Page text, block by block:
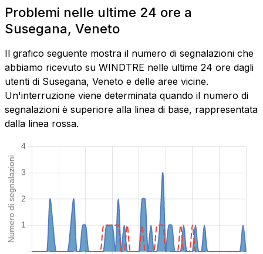
Problemi nelle ultime 24 ore a
Susegana, Veneto
Il grafico seguente mostra il numero di segnalazioni che
abbiamo ricevuto su WINDTRE nelle ultime 24 ore dagli
utenti di Susegana, Veneto e delle aree vicine.
Un'interruzione viene determinata quando il numero di
segnalazioni è superiore alla linea di base, rappresentata
dalla linea rossa.